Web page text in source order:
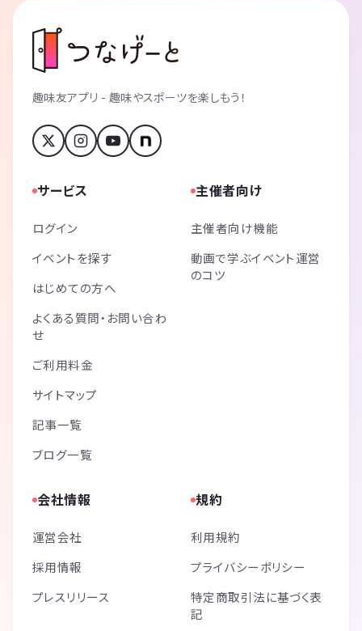
趣味友アプリ - 趣味やスポーツを楽しもう！
サービス
ログイン
イベントを探す
はじめての方へ
よくある質問・お問い合わ
せ
ご利用料金
サイトマップ
記事一覧
ブログ一覧
主催者向け
主催者向け機能
動画で学ぶイベント運営
のコツ
会社情報
運営会社
採用情報
プレスリリース
規約
利用規約
プライバシーポリシー
特定商取引法に基づく表
記